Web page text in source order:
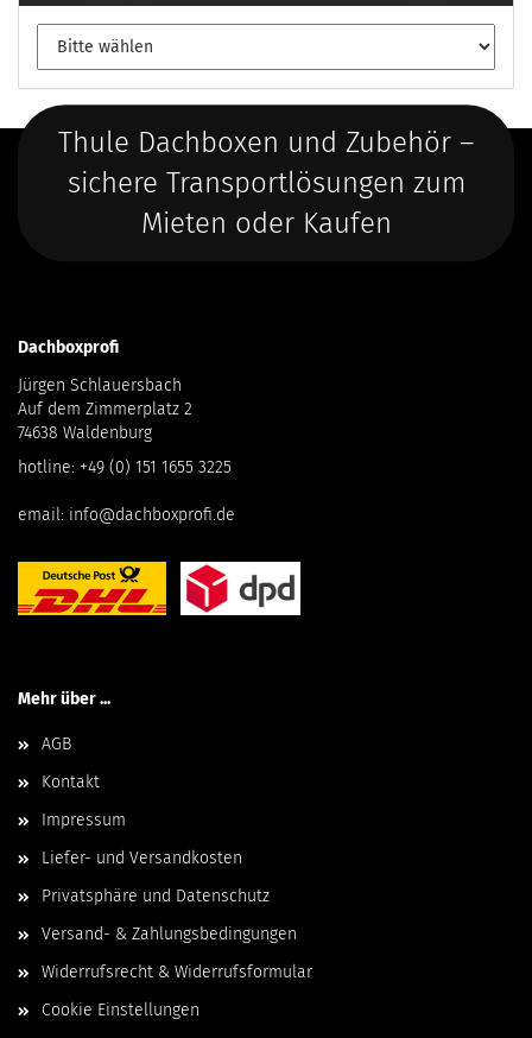
Thule Dachboxen und Zubehör –
sichere Transportlösungen zum
Mieten oder Kaufen
Dachboxprofi
Jürgen Schlauersbach
Auf dem Zimmerplatz 2
74638 Waldenburg
hotline: +49 (0) 151 1655 3225
email: info@dachboxprofi.de
Mehr über ...
AGB
Kontakt
Impressum
Liefer- und Versandkosten
Privatsphäre und Datenschutz
Versand- & Zahlungsbedingungen
Widerrufsrecht & Widerrufsformular
Cookie Einstellungen